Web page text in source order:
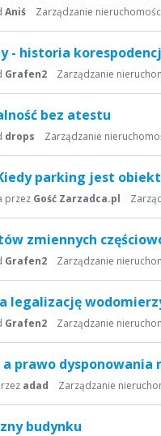
Aniś Zarządzanie
- historia
Grafen2 Zarządzanie
bez atestu
drops Zarządzanie
parking jest
przez Gość Zarzadca.pl
zmiennych
Grafen2 Zarządzanie
legalizację
Grafen2 Zarządzanie
prawo
adad Zarządzanie
budynku